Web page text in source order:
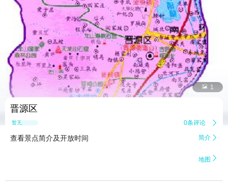
 1
晋源区
暂无点评 0条评论 
查看景点简介及开放时间 简介 
地图 